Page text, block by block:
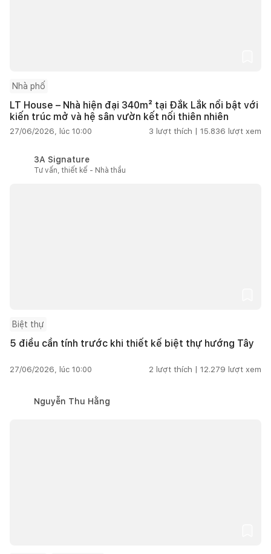
Nhà phố
LT House – Nhà hiện đại 340m² tại Đắk Lắk nổi bật với
kiến trúc mở và hệ sân vườn kết nối thiên nhiên
27/06/2026, lúc 10:00 3 lượt thích | 15.836 lượt xem
3A Signature
Tư vấn, thiết kế - Nhà thầu
Biệt thự
5 điều cần tính trước khi thiết kế biệt thự hướng Tây
27/06/2026, lúc 10:00 2 lượt thích | 12.279 lượt xem
Nguyễn Thu Hằng